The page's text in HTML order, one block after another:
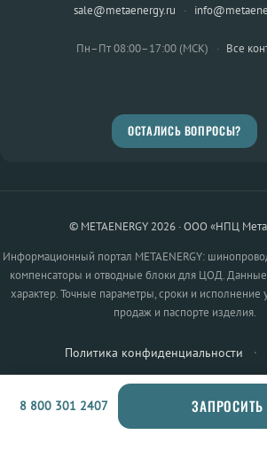
sale@metaenergy.ru ·
Пн–Пт 08:00–17:00 (МСК) · Все
ОСТАЛИСЬ ВОПРОСЫ?
© METAENERGY 2026 · ООО «НПЦ
Информационный портал METAENERGY:
компенсаторы и отводные блоки для ЦОД. Данные
характер. Точные параметры, сроки и исполнение
продаж и паспорте изделия.
Политика конфиденциальности ·
8 800 301 2407 ЗАПРОСИТЬ